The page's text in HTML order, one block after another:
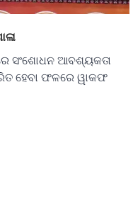
ସଂଶୋଧନ ଆବଶ୍ୟକତା
ହେବା ଫଳରେ ୱାକଫ